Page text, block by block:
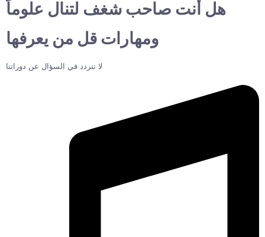
هل أنت صاحب شغف لتنال علوماً
ومهارات قل من يعرفها
لا تتردد في السؤال عن دوراتنا